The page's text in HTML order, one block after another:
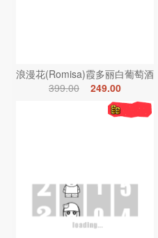
浪漫花(Romisa)霞多丽白葡萄酒
399.00
249.00